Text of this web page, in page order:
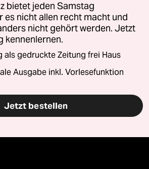
bietet jeden Samstag
es nicht allen recht macht und
nicht gehört werden. Jetzt
kennenlernen.
als gedruckte Zeitung frei Haus
Ausgabe inkl. Vorlesefunktion
Jetzt bestellen